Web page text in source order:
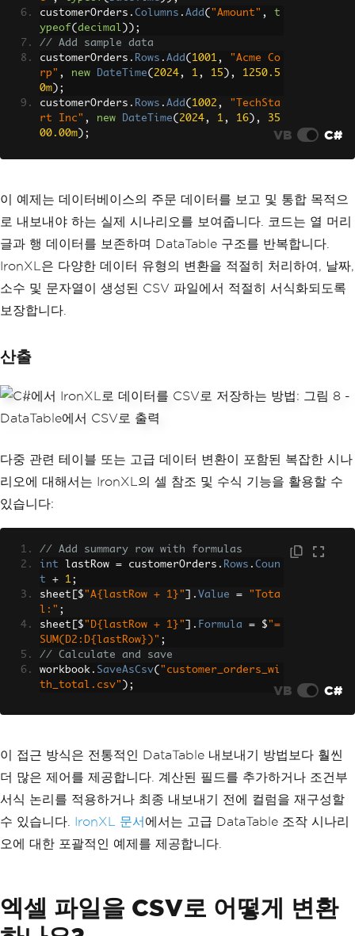
customerOrders . Columns . Add ( "Amount" ,
t
ypeof( decimal ));
// Add sample data
customerOrders . Rows . Add ( 1001,
"Acme Co
rp" , new DateTime( 2024, 1, 15 ),
1250.5
0m );
customerOrders . Rows . Add ( 1002 ,
"TechSta
rt Inc" , new DateTime( 2024, 1, 16 ),
35
00.00m );
// Convert DataTable to CSV using Iron
XL
WorkBook workbook = WorkBook. Create();
WorkSheet
sheet = workbook .
CreateWorkS
heet
( "Orders"
// Add headers from DataTable columns
for
( int i = 0; i < customerOrders.Col
{
for
int row = 0; row < customerOrder
s
Rows. Count row
++)
{
{
        sheet
.SetCellValue(row + 1 , co
workbook.SaveAsCsv
"customer_orders.cs
v" );
VB C#
이 예제는 데이터베이스의 주문 데이터를 보고 및 통합 목적으
로 내보내야 하는 실제 시나리오를 보여줍니다. 코드는 열 머리
글과 행 데이터를 보존하며 DataTable 구조를 반복합니다.
IronXL은 다양한 데이터 유형의 변환을 적절히 처리하여, 날짜,
소수 및 문자열이 생성된 CSV 파일에서 적절히 서식화되도록
보장합니다.
산출
다중 관련 테이블 또는 고급 데이터 변환이 포함된 복잡한 시나
리오에 대해서는 IronXL의 셀 참조 및 수식 기능을 활용할 수
있습니다:
// Add summary row with formulas
int lastRow = customerOrders . Rows . Coun
t
+ 1;
sheet
$ "A{lastRow + 1}" ]. Value =
"Tota
l:" ;
sheet
$ "D{lastRow + 1}" ]. Formula = $ "=
SUM(D2:D{lastRow})" ;
// Calculate and save
workbook . SaveAsCsv( "customer_orders_wi
th_total.csv" ); VB C#
이 접근 방식은 전통적인 DataTable 내보내기 방법보다 훨씬
더 많은 제어를 제공합니다. 계산된 필드를 추가하거나 조건부
서식 논리를 적용하거나 최종 내보내기 전에 컬럼을 재구성할
수 있습니다. IronXL 문서 에서는 고급 DataTable 조작 시나리
오에 대한 포괄적인 예제를 제공합니다.
엑셀 파일을 CSV로 어떻게 변환